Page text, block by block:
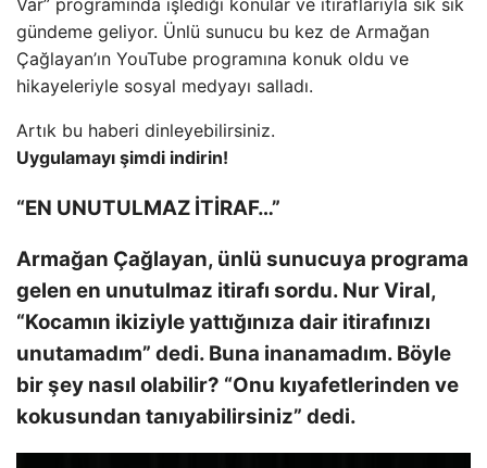
Var” programında işlediği konular ve itiraflarıyla sık sık
gündeme geliyor. Ünlü sunucu bu kez de Armağan
Çağlayan’ın YouTube programına konuk oldu ve
hikayeleriyle sosyal medyayı salladı.
Artık bu haberi dinleyebilirsiniz.
Uygulamayı şimdi indirin!
“EN UNUTULMAZ İTİRAF…”
Armağan Çağlayan, ünlü sunucuya programa
gelen en unutulmaz itirafı sordu. Nur Viral,
“Kocamın ikiziyle yattığınıza dair itirafınızı
unutamadım” dedi. Buna inanamadım. Böyle
bir şey nasıl olabilir? “Onu kıyafetlerinden ve
kokusundan tanıyabilirsiniz” dedi.